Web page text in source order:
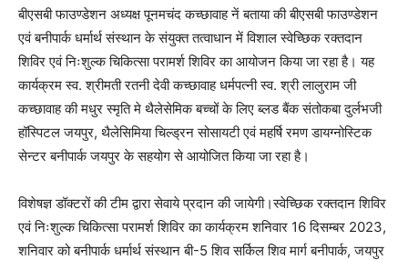
बीएसबी फाउण्डेशन अध्यक्ष पूनमचंद कच्छावाह नें बताया की बीएसबी फाउण्डेशन
एवं बनीपार्क धर्मार्थ संस्थान के संयुक्त तत्वाधान में विशाल स्वेच्छिक रक्तदान
शिविर एवं निःशुल्क चिकित्सा परामर्श शिविर का आयोजन किया जा रहा है। यह
कार्यक्रम स्व. श्रीमती रतनी देवी कच्छावाह धर्मपत्नी स्व. श्री लालुराम जी
कच्छावाह की मधुर स्मृति मे थैलेसेमिक बच्चों के लिए ब्लड बैंक संतोकबा दुर्लभजी
हॉस्पिटल जयपुर, थैलेसिमिया चिल्ड्रन सोसायटी एवं महर्षि रमण डायग्नोस्टिक
सेन्टर बनीपार्क जयपुर के सहयोग से आयोजित किया जा रहा है।
विशेषज्ञ डॉक्टरों की टीम द्वारा सेवाये प्रदान की जायेगी।स्वेच्छिक रक्तदान शिविर
एवं निःशुल्क चिकित्सा परामर्श शिविर का कार्यक्रम शनिवार 16 दिसम्बर 2023,
शनिवार को बनीपार्क धर्मार्थ संस्थान बी-5 शिव सर्किल शिव मार्ग बनीपार्क, जयपुर